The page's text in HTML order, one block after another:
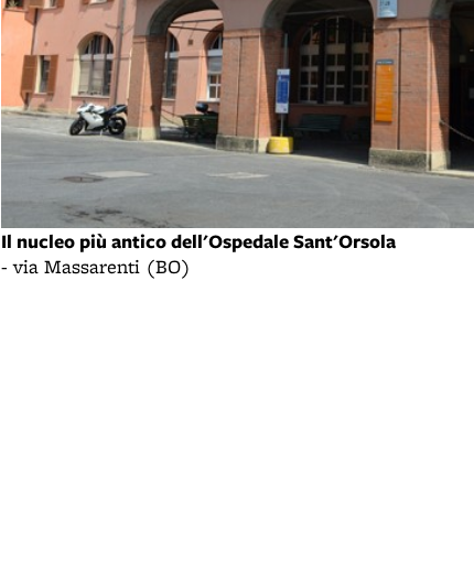
Il nucleo più antico dell'Ospedale Sant'Orsola
- via Massarenti (BO)